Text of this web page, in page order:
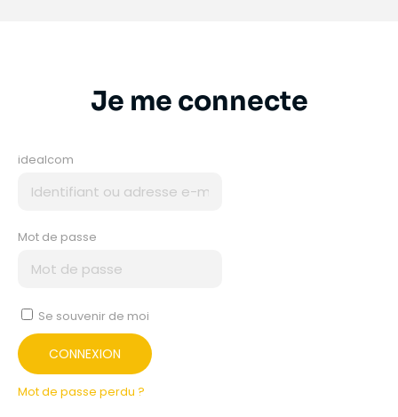
Je me connecte
idealcom
Mot de passe
Se souvenir de moi
CONNEXION
Mot de passe perdu ?